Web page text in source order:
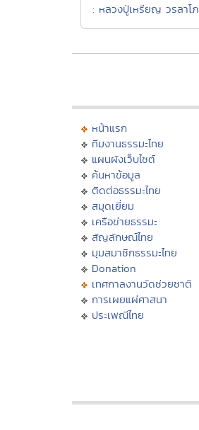
: หลวงปู่เหรียญ วรลาโภ
หน้าแรก
ทีมงานธรรมะไทย
แผนผังเว็บไซต์
ค้นหาข้อมูล
ติดต่อธรรมะไทย
สมุดเยี่ยม
เครือข่ายธรรมะ
สัญลักษณ์ไทย
มุมสมาชิกธรรมะไทย
Donation
เทศกาลงานวัดช่วยชาติ
การเผยแผ่ศาสนา
ประเพณีไทย